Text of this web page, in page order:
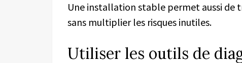
Une installation stable permet aussi de
sans multiplier les risques inutiles.
Utiliser les outils de